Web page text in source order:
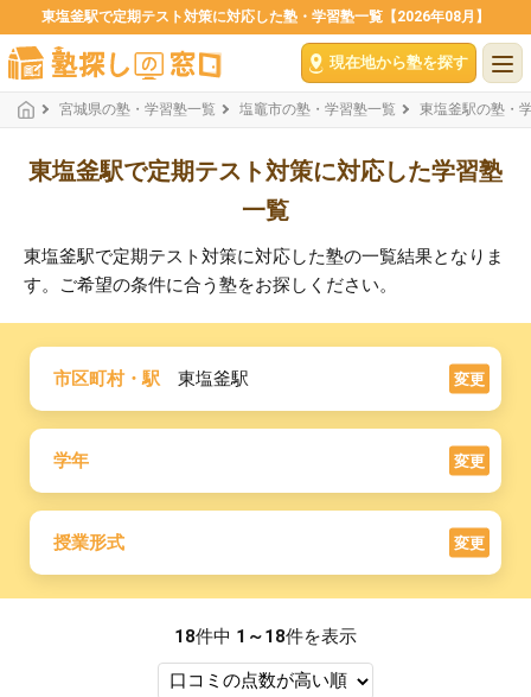
東塩釜駅で定期テスト対策に対応した塾・学習塾一覧【2026年08月】
現在地から塾を探す
宮城県の塾・学習塾一覧 塩竈市の塾・学習塾一覧 東塩釜駅の塾・
東塩釜駅で定期テスト対策に対応した学習塾
一覧
東塩釜駅で定期テスト対策に対応した塾の一覧結果となりま
す。ご希望の条件に合う塾をお探しください。
市区町村・駅 東塩釜駅 変更
学年 変更
授業形式 変更
18件中 1～18件を表示